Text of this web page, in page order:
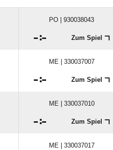
PO | 930038043
: Zum Spiel
ME | 330037007
: Zum Spiel
ME | 330037010
: Zum Spiel
ME | 330037017